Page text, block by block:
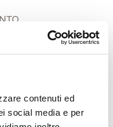
contenuti ed
social media e per
porgere un sentito
la perdita di